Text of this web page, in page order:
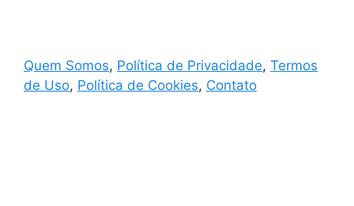
Quem Somos, Política de Privacidade, Termos
de Uso, Política de Cookies, Contato